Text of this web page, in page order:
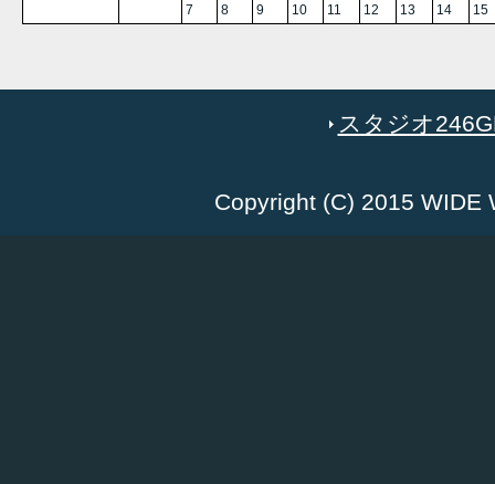
7 8 9 10 11 12 13 14 15
スタジオ
Copyright (C) 2015 WIDE